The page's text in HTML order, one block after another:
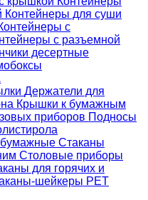
Контейнеры для суши
с
с разъемной
десертные
Держатели для
Крышки к бумажным
приборов Подносы
Стаканы
Столовые приборы
для горячих и
шейкеры PET